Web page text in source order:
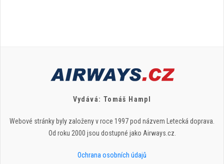
Vydává: Tomáš Hampl
Webové stránky byly založeny v roce 1997 pod názvem Letecká doprava.
Od roku 2000 jsou dostupné jako Airways.cz.
Ochrana osobních údajů